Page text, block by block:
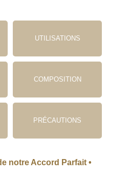
UTILISATIONS
COMPOSITION
PRÉCAUTIONS
notre Accord Parfait •